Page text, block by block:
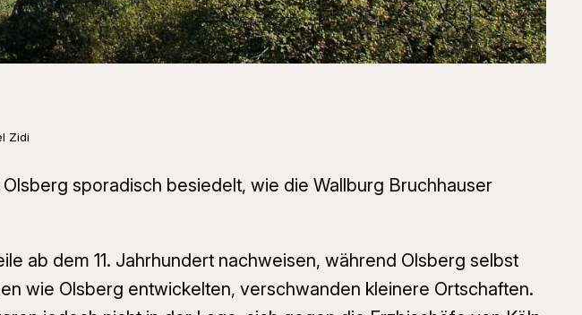
Zidi
sporadisch besiedelt, wie die Wallburg Bruchhauser
ab dem 11. Jahrhundert nachweisen, während Olsberg selbst
wie Olsberg entwickelten, verschwanden kleinere Ortschaften.